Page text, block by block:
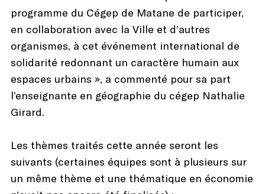
programme du Cégep de Matane de participer,
en collaboration avec la Ville et d’autres
organismes, à cet événement international de
solidarité redonnant un caractère humain aux
espaces urbains », a commenté pour sa part
l’enseignante en géographie du cégep Nathalie
Girard.
Les thèmes traités cette année seront les
suivants (certaines équipes sont à plusieurs sur
un même thème et une thématique en économie